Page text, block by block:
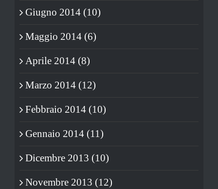
Giugno 2014 (10)
Maggio 2014 (6)
Aprile 2014 (8)
Marzo 2014 (12)
Febbraio 2014 (10)
Gennaio 2014 (11)
Dicembre 2013 (10)
Novembre 2013 (12)